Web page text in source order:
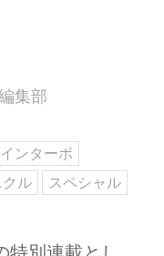
集部
ンターボ
クル スペシャル